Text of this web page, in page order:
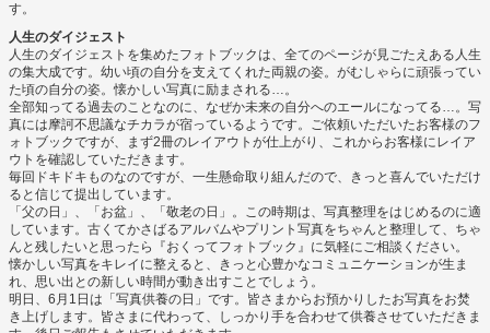
す。
人生のダイジェスト
人生のダイジェストを集めたフォトブックは、全てのページが見ごたえある人生
の集大成です。幼い頃の自分を支えてくれた両親の姿。がむしゃらに頑張ってい
た頃の自分の姿。懐かしい写真に励まされる…。
全部知ってる過去のことなのに、なぜか未来の自分へのエールになってる…。写
真には摩訶不思議なチカラが宿っているようです。ご依頼いただいたお客様のフ
ォトブックですが、まず2冊のレイアウトが仕上がり、これからお客様にレイア
ウトを確認していただきます。
毎回ドキドキものなのですが、一生懸命取り組んだので、きっと喜んでいただけ
ると信じて提出しています。
「父の日」、「お盆」、「敬老の日」。この時期は、写真整理をはじめるのに適
しています。古くてかさばるアルバムやプリント写真をちゃんと整理して、ちゃ
んと残したいと思ったら『おくってフォトブック』に気軽にご相談ください。
懐かしい写真をキレイに整えると、きっと心豊かなコミュニケーションが生ま
れ、思い出との新しい時間が動き出すことでしょう。
明日、6月1日は「写真供養の日」です。皆さまからお預かりしたお写真をお焚
き上げします。皆さまに代わって、しっかり手を合わせて供養させていただきま